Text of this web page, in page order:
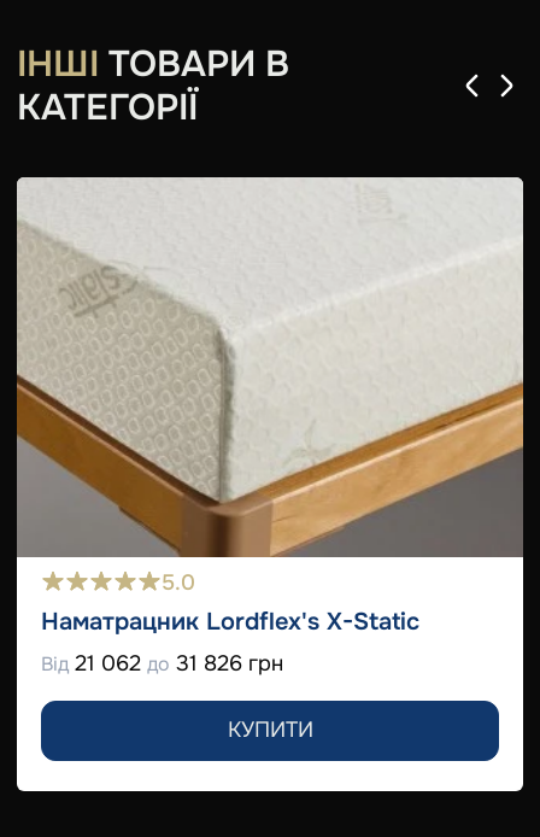
ІНШІ ТОВАРИ В
КАТЕГОРІЇ
5.0
Наматрацник Lordflex's Х-Static
Від 21 062 до 31 826 грн
КУПИТИ